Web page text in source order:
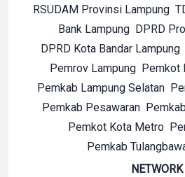
RSUDAM Provinsi Lampung
Bank Lampung DPRD
DPRD Kota Bandar Lampung
Pemrov Lampung Pemkot
Pemkab Lampung Selatan
Pemkab Pesawaran
Pemkot Kota Metro
Pemkab
NETWORK